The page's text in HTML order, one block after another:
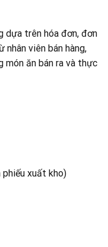
dựa trên hóa đơn, đơn
viên bán hàng,
món ăn bán ra và thực
xuất kho)